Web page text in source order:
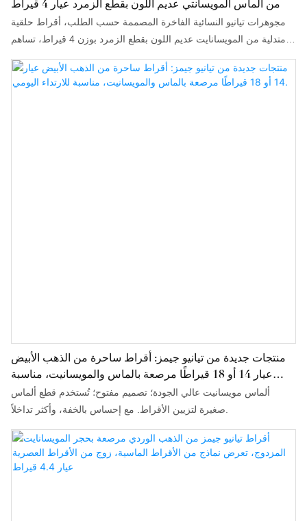
من الماس المويسانتي عديم اللون بقطع الزمرد عيار 4 قيراط
مجوهرات تيانيو النسائية الفاخرة المصممة حسب الطلب، أقراط حلقية
متدلية من المويسانايت عديم اللون بقطع الزمرد بوزن 4 قيراط، تساهم
يضمن لها قدرة تنافسية عالية على المدى الطويل. علاوة على ذلك، يتميز
هذا المنتج بمزيج من الابتكارات الرائدة، حيث تُوظف فيه أحدث التقنيات
منتجات جديدة من تيانيو جيمز: أقراط ساحرة من الذهب الأبيض
عيار 14 أو 18 قيراطًا مرصعة بالماس والمويسانيت، مناسبة
للارتداء اليومي.
ألماس مويسانيت عالي الجودة؛ تصميم مفتوح؛ تُستخدم قطع ألماس